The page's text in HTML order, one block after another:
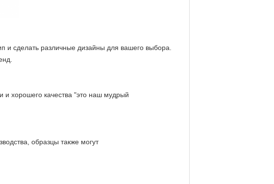
и сделать различные дизайны для вашего выбора.
и хорошего качества "это наш мудрый
образцы также могут